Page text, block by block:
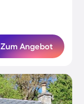
Zum Angebot